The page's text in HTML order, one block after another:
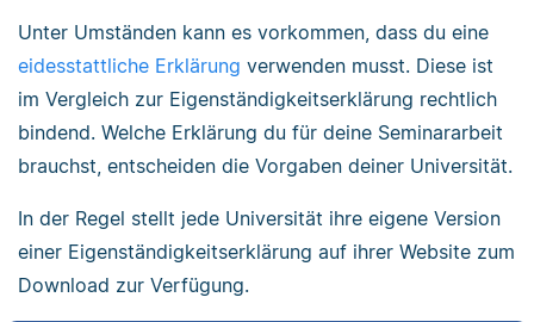
Unter Umständen kann es vorkommen, dass du eine
eidesstattliche Erklärung verwenden musst. Diese ist
im Vergleich zur Eigenständigkeitserklärung rechtlich
bindend. Welche Erklärung du für deine Seminararbeit
brauchst, entscheiden die Vorgaben deiner Universität.
In der Regel stellt jede Universität ihre eigene Version
einer Eigenständigkeitserklärung auf ihrer Website zum
Download zur Verfügung.